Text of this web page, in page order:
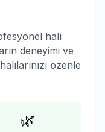
halı
deneyimi ve
özenle
🌿